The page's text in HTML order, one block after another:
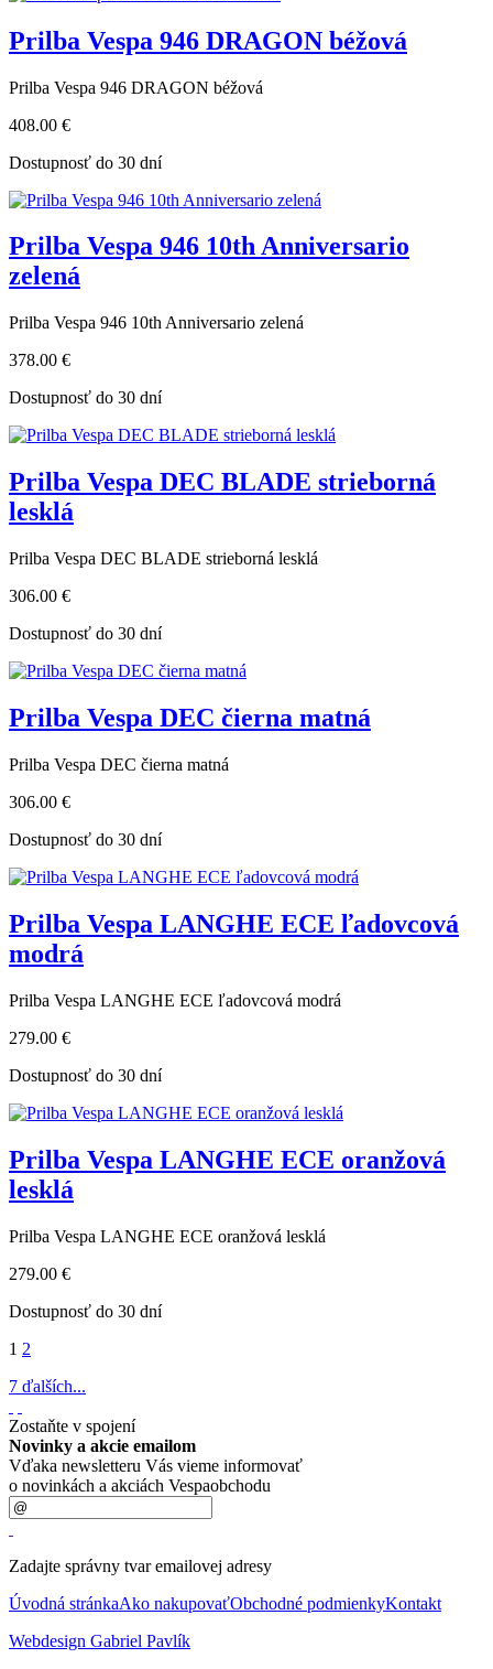
Prilba Vespa 946 DRAGON béžová
Prilba Vespa 946 DRAGON béžová
408.00 €
Dostupnosť do 30 dní
Prilba Vespa 946 10th Anniversario
zelená
Prilba Vespa 946 10th Anniversario zelená
378.00 €
Dostupnosť do 30 dní
Prilba Vespa DEC BLADE strieborná
lesklá
Prilba Vespa DEC BLADE strieborná lesklá
306.00 €
Dostupnosť do 30 dní
Prilba Vespa DEC čierna matná
Prilba Vespa DEC čierna matná
306.00 €
Dostupnosť do 30 dní
Prilba Vespa LANGHE ECE ľadovcová
modrá
Prilba Vespa LANGHE ECE ľadovcová modrá
279.00 €
Dostupnosť do 30 dní
Prilba Vespa LANGHE ECE oranžová
lesklá
Prilba Vespa LANGHE ECE oranžová lesklá
279.00 €
Dostupnosť do 30 dní
1 2
7 ďalších...
Zostaňte v spojení
Novinky a akcie emailom
Vďaka newsletteru Vás vieme informovať
o novinkách a akciách Vespaobchodu
Zadajte správny tvar emailovej adresy
Úvodná stránkaAko nakupovaťObchodné podmienkyKontakt
Webdesign Gabriel Pavlík